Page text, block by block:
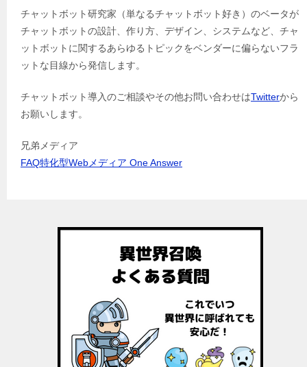
チャットボット研究家（単なるチャットボット好き）のベータが
チャットボットの設計、作り方、デザイン、システムなど、チャ
ットボットに関するあらゆるトピックをベンダーに偏らないフラ
ットな目線から発信します。
チャットボット導入のご相談やその他お問い合わせはTwitterから
お願いします。
兄弟メディア
FAQ特化型Webメディア One Answer